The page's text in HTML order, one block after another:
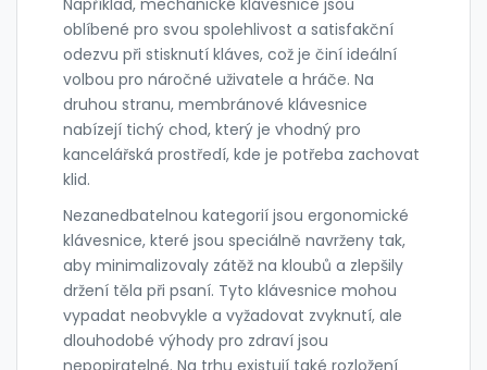
Například, mechanické klávesnice jsou
oblíbené pro svou spolehlivost a satisfakční
odezvu při stisknutí kláves, což je činí ideální
volbou pro náročné uživatele a hráče. Na
druhou stranu, membránové klávesnice
nabízejí tichý chod, který je vhodný pro
kancelářská prostředí, kde je potřeba zachovat
klid.
Nezanedbatelnou kategorií jsou ergonomické
klávesnice, které jsou speciálně navrženy tak,
aby minimalizovaly zátěž na kloubů a zlepšily
držení těla při psaní. Tyto klávesnice mohou
vypadat neobvykle a vyžadovat zvyknutí, ale
dlouhodobé výhody pro zdraví jsou